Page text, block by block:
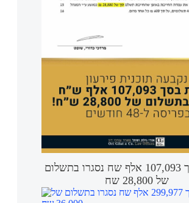
חובות בסך 107,093 אלף שח נסגרו בתשלום
של 28,800 שח